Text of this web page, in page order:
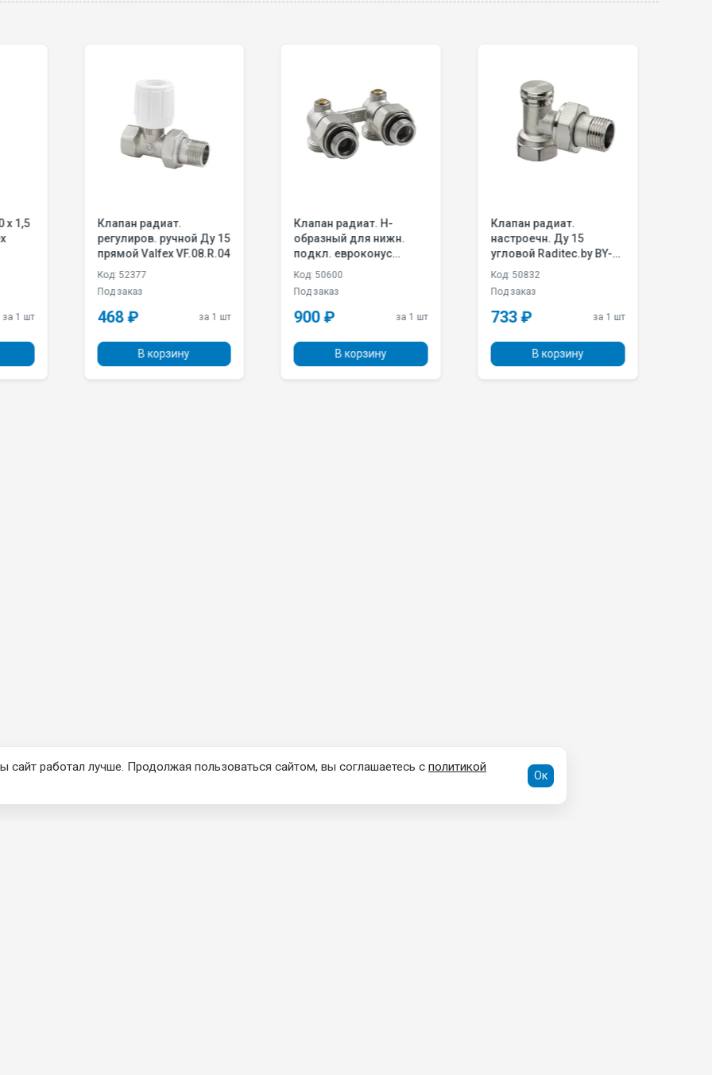
Ду 15
за 1 шт
Клапан радиат. H-
образный для нижн.
подкл. евроконус
угловой Ду 20 Valfex
Код: 50600
Под заказ
900 ₽ за 1 шт
В корзину
Клапан радиат.
настроечн. Ду 15
угловой Raditec.by BY-
0381-02.000
Код: 50832
Под заказ
733 ₽ за 1 шт
В корзину
Клапан радиат.
настроечн. Ду 15
угловой Valfex
VF.019.N.04
Код: 50598
Под заказ
363 ₽ за 1 шт
В корзину
работал лучше. Продолжая пользоваться сайтом, вы соглашаетесь с политикой
Ок